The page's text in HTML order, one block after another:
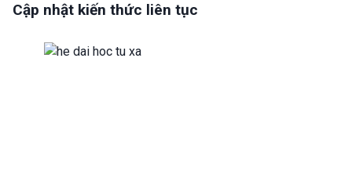
Cập nhật kiến thức liên tục